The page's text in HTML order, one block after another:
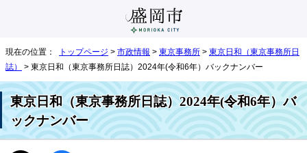
現在の位置： トップページ > 市政情報 > 東京事務所 > 東京日和（東京事務所日
誌）
> 東京日和（東京事務所日誌）2024年(令和6年）バックナンバー
東京日和（東京事務所日誌）2024年(令和6年）バ
ックナンバー